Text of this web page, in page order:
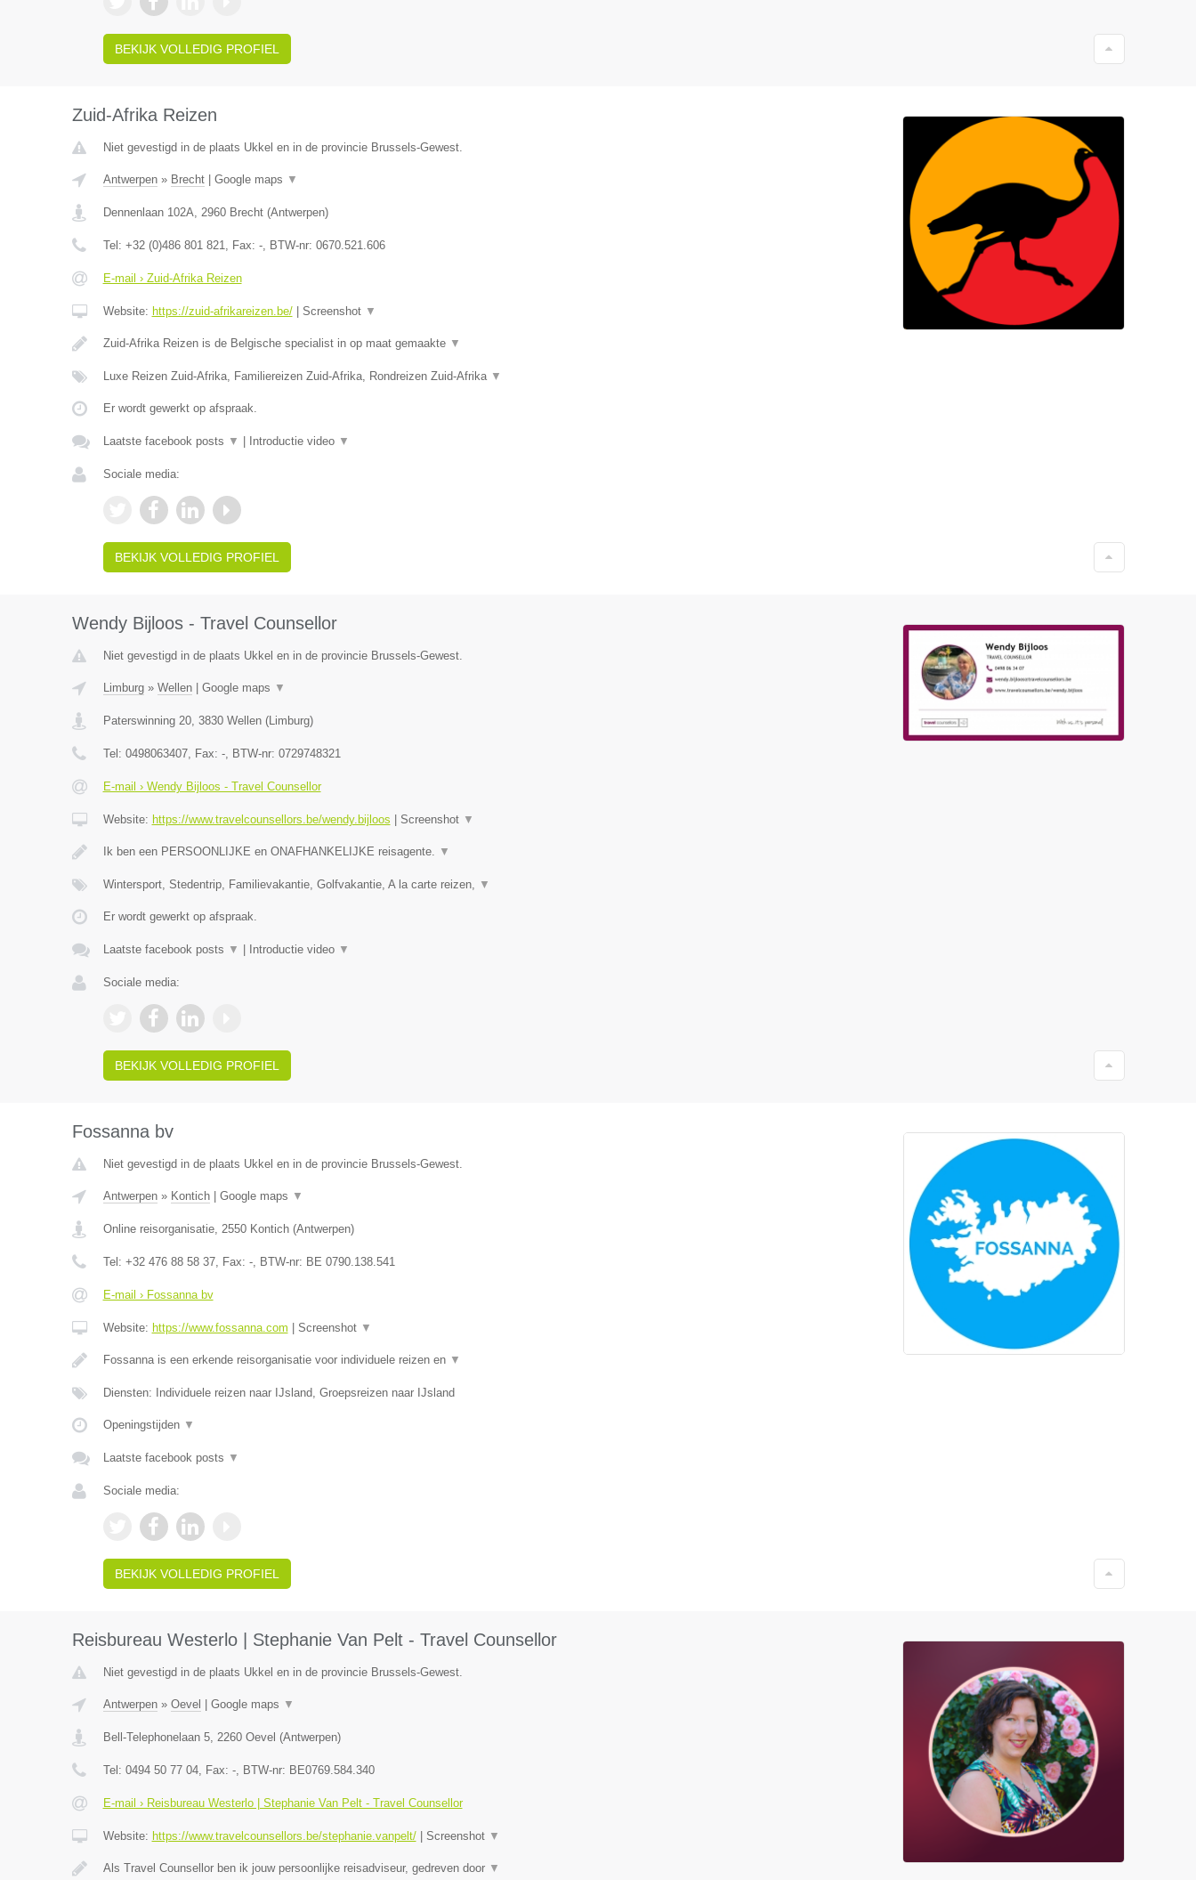
BEKIJK VOLLEDIG PROFIEL
Zuid-Afrika Reizen
Niet gevestigd in de plaats Ukkel en in de provincie Brussels-Gewest.
Antwerpen» Brecht| Google maps ▼
Dennenlaan 102A, 2960 Brecht(Antwerpen)
Tel: +32 (0)486 801 821, Fax: -, BTW-nr: 0670.521.606
E-mail › Zuid-Afrika Reizen
Website: https://zuid-afrikareizen.be/| Screenshot ▼
Zuid-Afrika Reizen is de Belgische specialist in op maat gemaakte ▼
Luxe Reizen Zuid-Afrika, Familiereizen Zuid-Afrika, Rondreizen Zuid-Afrika ▼
Er wordt gewerkt op afspraak.
Laatste facebook posts ▼ Introductie video ▼
Sociale media:
BEKIJK VOLLEDIG PROFIEL
Wendy Bijloos - Travel Counsellor
Niet gevestigd in de plaats Ukkel en in de provincie Brussels-Gewest.
Limburg» Wellen| Google maps ▼
Paterswinning 20, 3830 Wellen(Limburg)
Tel: 0498063407, Fax: -, BTW-nr: 0729748321
E-mail › Wendy Bijloos - Travel Counsellor
Website: https://www.travelcounsellors.be/wendy.bijloos Screenshot ▼
Ik ben een PERSOONLIJKE en ONAFHANKELIJKE reisagente. ▼
Wintersport, Stedentrip, Familievakantie, Golfvakantie, A la carte reizen, ▼
Er wordt gewerkt op afspraak.
Laatste facebook posts ▼ Introductie video ▼
Sociale media:
BEKIJK VOLLEDIG PROFIEL
Fossanna bv
Niet gevestigd in de plaats Ukkel en in de provincie Brussels-Gewest.
Antwerpen» Kontich| Google maps ▼
Online reisorganisatie, 2550 Kontich(Antwerpen)
Tel: +32 476 88 58 37, Fax: -, BTW-nr: BE 0790.138.541
E-mail › Fossanna bv
Website: https://www.fossanna.com Screenshot ▼
Fossanna is een erkende reisorganisatie voor individuele reizen en ▼
Diensten: Individuele reizen naar IJsland, Groepsreizen naar IJsland
Openingstijden ▼
Laatste facebook posts ▼
Sociale media:
BEKIJK VOLLEDIG PROFIEL
Reisbureau Westerlo | Stephanie Van Pelt - Travel Counsellor
Niet gevestigd in de plaats Ukkel en in de provincie Brussels-Gewest.
Antwerpen» Oevel Google maps ▼
Bell-Telephonelaan 5, 2260 Oevel (Antwerpen)
Tel: 0494 50 77 04, Fax: -, BTW-nr: BE0769.584.340
E-mail › Reisbureau Westerlo | Stephanie Van Pelt - Travel Counsellor
Website: https://www.travelcounsellors.be/stephanie.vanpelt/| Screenshot ▼
Als Travel Counsellor ben ik jouw persoonlijke reisadviseur, gedreven door ▼